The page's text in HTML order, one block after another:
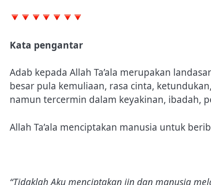
Kata pengantar
Adab kepada Allah Ta’ala merupakan
besar pula kemuliaan, rasa cinta,
namun tercermin dalam keyakinan, ibadah,
Allah Ta’ala menciptakan manusia untuk
“Tidaklah Aku menciptakan jin dan manusia